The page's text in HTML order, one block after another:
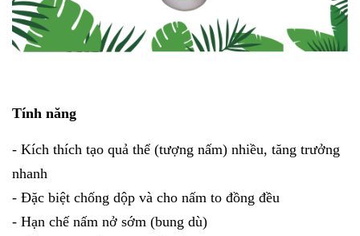
Tính năng
- Kích thích tạo quả thể (tượng nấm) nhiều, tăng trưởng
nhanh
- Đặc biệt chống dộp và cho nấm to đồng đều
- Hạn chế nấm nở sớm (bung dù)